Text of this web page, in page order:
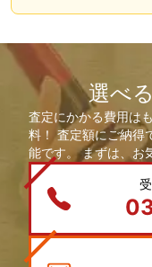
選べる
査定にかかる費用は
料！ 査定額にご納得
能です。 まずは、お